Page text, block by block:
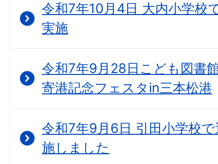
令和7年10月4日 大内小学校
実施
令和7年9月28日こども図書
寄港記念フェスタin三本松港
令和7年9月6日 引田小学校
施しました